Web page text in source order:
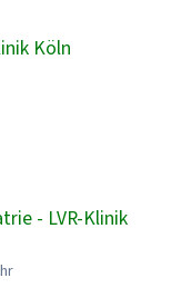
Köln
- LVR-Klinik